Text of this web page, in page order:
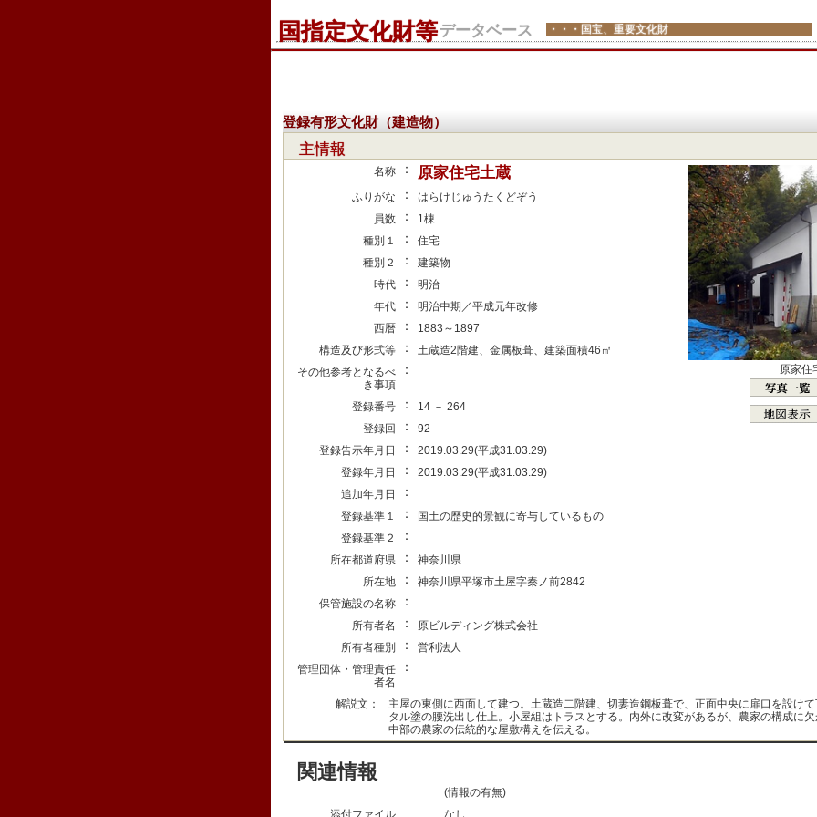
国指定文化財等データベース ・・・国宝、重要文化財
登録有形文化財（建造物）
主情報
名称 ： 原家住宅土蔵
ふりがな ：
はらけじゅうたくどぞう
員数
：
1棟
種別１
：
住宅
種別２
：
建築物
時代
：
明治
年代
：
明治中期／平成元年改修
西暦
：
1883～1897
構造及び形式等
：
土蔵造2階建、金属板葺、建築面積46㎡
その他参考となるべ
き事項
：
登録番号 ：
14 － 264
登録回
：
92
登録告示年月日
：
2019.03.29(平成31.03.29)
登録年月日
：
2019.03.29(平成31.03.29)
追加年月日
：
登録基準１ ：
国土の歴史的景観に寄与しているもの
登録基準２
：
所在都道府県 ：
神奈川県
所在地
：
神奈川県平塚市土屋字秦ノ前2842
保管施設の名称
：
所有者名 ：
原ビルディング株式会社
所有者種別
：
営利法人
管理団体・管理責任
者名
：
原家住
解説文：
主屋の東側に西面して建つ。土蔵造二階建、切妻造鋼板葺で、正面中央に扉口を設け
タル塗の腰洗出し仕上。小屋組はトラスとする。内外に改変があるが、農家の構成に
中部の農家の伝統的な屋敷構えを伝える。
関連情報
(情報の有無)
添付ファイル
なし